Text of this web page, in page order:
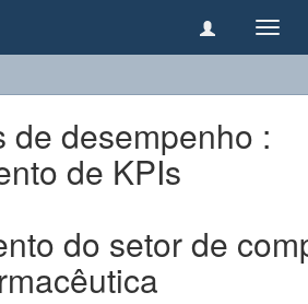
de desempenho :
de KPIs
do setor de